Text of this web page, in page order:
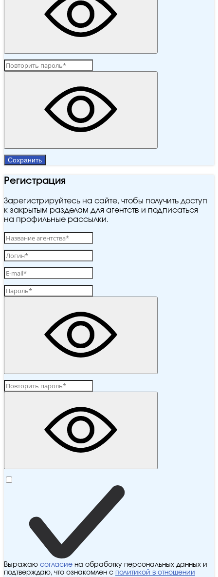
Сохранить
Регистрация
Зарегистрируйтесь на сайте, чтобы получить доступ
к закрытым разделам для агентств и подписаться
на профильные рассылки.
Выражаю согласие на обработку персональных данных и
подтверждаю, что ознакомлен с политикой в отношении